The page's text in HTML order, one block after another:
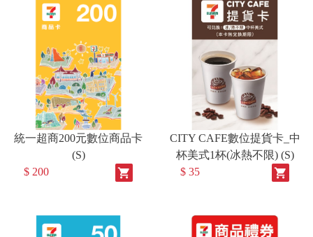
統一超商200元數位商品卡
(S)
$ 200
shopping_cart
CITY CAFE數位提貨卡_中
杯美式1杯(冰熱不限) (S)
$ 35
shopping_cart